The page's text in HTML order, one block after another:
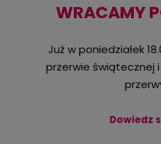
WRACAMY
Już w poniedziałek
przerwie świątecznej
Dowiedz